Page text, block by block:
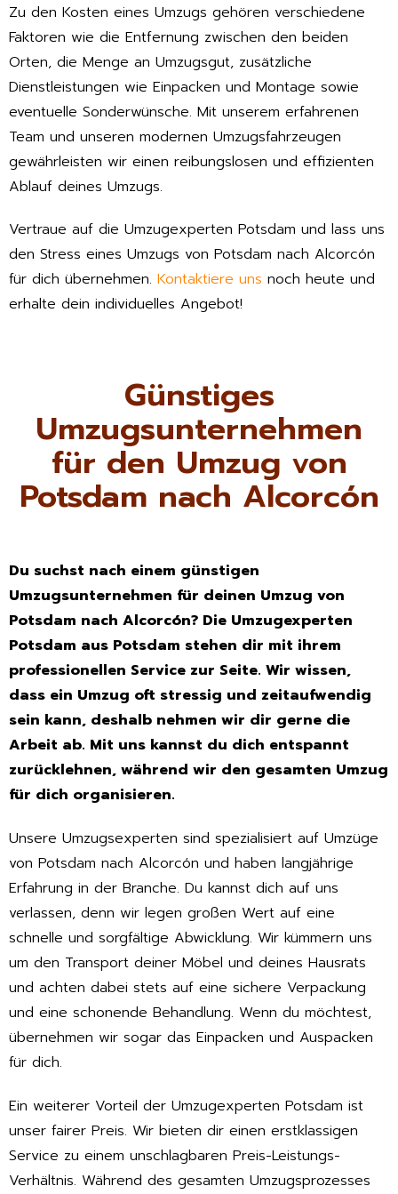
Zu den Kosten eines Umzugs gehören verschiedene
Faktoren wie die Entfernung zwischen den beiden
Orten, die Menge an Umzugsgut, zusätzliche
Dienstleistungen wie Einpacken und Montage sowie
eventuelle Sonderwünsche. Mit unserem erfahrenen
Team und unseren modernen Umzugsfahrzeugen
gewährleisten wir einen reibungslosen und effizienten
Ablauf deines Umzugs.
Vertraue auf die Umzugexperten Potsdam und lass uns
den Stress eines Umzugs von Potsdam nach Alcorcón
für dich übernehmen. Kontaktiere uns noch heute und
erhalte dein individuelles Angebot!
Günstiges
Umzugsunternehmen
für den Umzug von
Potsdam nach Alcorcón
Du suchst nach einem günstigen
Umzugsunternehmen für deinen Umzug von
Potsdam nach Alcorcón? Die Umzugexperten
Potsdam aus Potsdam stehen dir mit ihrem
professionellen Service zur Seite. Wir wissen,
dass ein Umzug oft stressig und zeitaufwendig
sein kann, deshalb nehmen wir dir gerne die
Arbeit ab. Mit uns kannst du dich entspannt
zurücklehnen, während wir den gesamten Umzug
für dich organisieren.
Unsere Umzugsexperten sind spezialisiert auf Umzüge
von Potsdam nach Alcorcón und haben langjährige
Erfahrung in der Branche. Du kannst dich auf uns
verlassen, denn wir legen großen Wert auf eine
schnelle und sorgfältige Abwicklung. Wir kümmern uns
um den Transport deiner Möbel und deines Hausrats
und achten dabei stets auf eine sichere Verpackung
und eine schonende Behandlung. Wenn du möchtest,
übernehmen wir sogar das Einpacken und Auspacken
für dich.
Ein weiterer Vorteil der Umzugexperten Potsdam ist
unser fairer Preis. Wir bieten dir einen erstklassigen
Service zu einem unschlagbaren Preis-Leistungs-
Verhältnis. Während des gesamten Umzugsprozesses